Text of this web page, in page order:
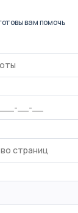
вам помочь